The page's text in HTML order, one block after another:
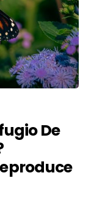
De